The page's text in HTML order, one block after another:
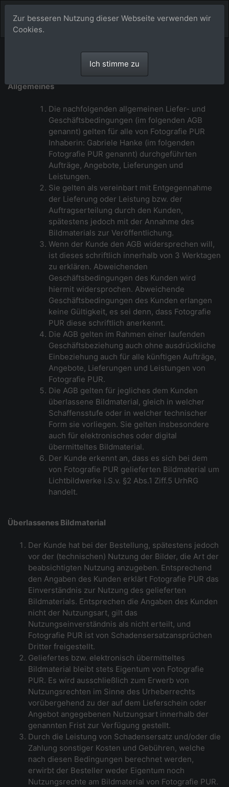
Allgemeine Geschäftsbedingungen von
Allgemeines
Die nachfolgenden allgemeinen Liefer- und
Geschäftsbedingungen (im folgenden AGB
genannt) gelten für alle von Fotografie PUR
Inhaberin: Gabriele Hanke (im folgenden
Fotografie PUR genannt) durchgeführten
Aufträge, Angebote, Lieferungen und
Leistungen.
Sie gelten als vereinbart mit Entgegennahme
der Lieferung oder Leistung bzw. der
Auftragserteilung durch den Kunden,
spätestens jedoch mit der Annahme des
Bildmaterials zur Veröffentlichung.
Wenn der Kunde den AGB widersprechen will,
ist dieses schriftlich innerhalb von 3 Werktagen
zu erklären. Abweichenden
Geschäftsbedingungen des Kunden wird
hiermit widersprochen. Abweichende
Geschäftsbedingungen des Kunden erlangen
keine Gültigkeit, es sei denn, dass Fotografie
PUR diese schriftlich anerkennt.
Die AGB gelten im Rahmen einer laufenden
Geschäftsbeziehung auch ohne ausdrückliche
Einbeziehung auch für alle künftigen Aufträge,
Angebote, Lieferungen und Leistungen von
Fotografie PUR.
Die AGB gelten für jegliches dem Kunden
überlassene Bildmaterial, gleich in welcher
Schaffensstufe oder in welcher technischer
Form sie vorliegen. Sie gelten insbesondere
auch für elektronisches oder digital
übermitteltes Bildmaterial.
Der Kunde erkennt an, dass es sich bei dem
von Fotografie PUR gelieferten Bildmaterial um
Lichtbildwerke i.S.v. §2 Abs.1 Ziff.5 UrhRG
handelt.
Überlassenes Bildmaterial
Der Kunde hat bei der Bestellung, spätestens jedoch
vor der (technischen) Nutzung der Bilder, die Art der
beabsichtigten Nutzung anzugeben. Entsprechend
den Angaben des Kunden erklärt Fotografie PUR das
Einverständnis zur Nutzung des gelieferten
Bildmaterials. Entsprechen die Angaben des Kunden
nicht der Nutzungsart, gilt das
Nutzungseinverständnis als nicht erteilt, und
Fotografie PUR ist von Schadensersatzansprüchen
Dritter freigestellt.
Geliefertes bzw. elektronisch übermitteltes
Bildmaterial bleibt stets Eigentum von Fotografie
PUR. Es wird ausschließlich zum Erwerb von
Nutzungsrechten im Sinne des Urheberrechts
vorübergehend zu der auf dem Lieferschein oder
Angebot angegebenen Nutzungsart innerhalb der
genannten Frist zur Verfügung gestellt.
Durch die Leistung von Schadensersatz und/oder die
Zahlung sonstiger Kosten und Gebühren, welche
nach diesen Bedingungen berechnet werden,
erwirbt der Besteller weder Eigentum noch
Nutzungsrechte am Bildmaterial von Fotografie PUR.
Zur besseren Nutzung dieser Webseite verwenden wir
Cookies.
Ich stimme zu